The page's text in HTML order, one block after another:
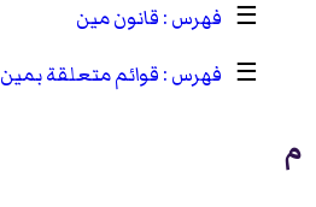
☰
قانون مين
☰
قوائم متعلقة بمين
م